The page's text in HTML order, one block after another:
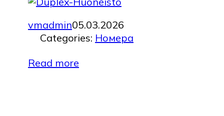
vmadmin05.03.2026
Categories: Номера
Read more